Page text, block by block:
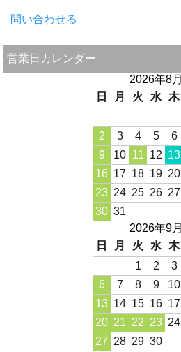
問い合わせる
営業日カレンダー
2026年8月
日
月 火 水 木
2
3 4 5 6
9
10 11 12 13
16 17 18 19 20
23 24 25 26 27
30 31
2026年9月
日
月 火 水 木
1
2 3
6
7 8 9 10
13 14 15 16 17
20 21 22 23 24
27 28 29 30